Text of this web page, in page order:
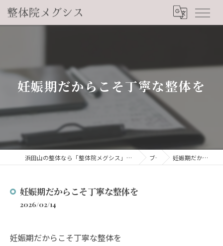
妊娠期だからこそ丁寧な整体を
浜田山の整体なら「整体院メグシス」肩こり・腰痛・自律神経の悩みを睡眠から改善 ブログ 妊娠期だからこそ丁寧な整体を
妊娠期だからこそ丁寧な整体を
2026/02/14
妊娠期だからこそ丁寧な整体を